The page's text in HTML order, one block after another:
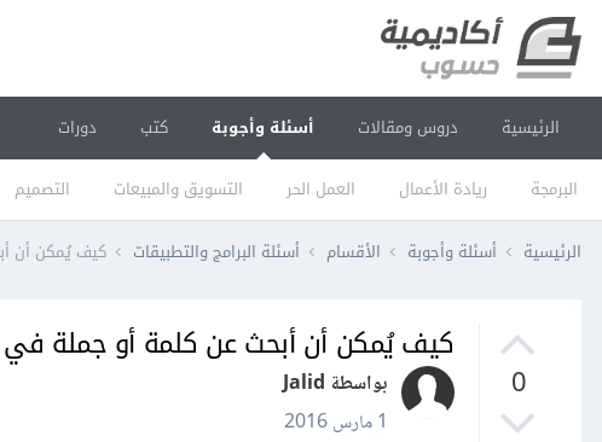
الرئيسية دروس ومقالات أسئلة وأجوبة
البرمجة ريادة الأعمال العمل الحر التسويق والمبيعات التصميم
كتب دورات
الرئيسية أسئلة وأجوبة الأقسام أسئلة البرامج والتطبيقات كيف يُمكن أن
0
كيف يُمكن أن أبحث عن كلمة أو جملة
بواسطة Jalid
1 مارس 2016